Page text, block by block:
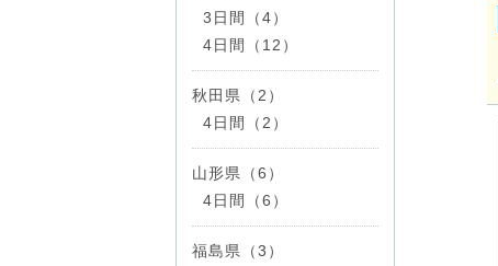
3日間（4）
4日間（12）
秋田県（2）
4日間（2）
山形県（6）
4日間（6）
福島県（3）